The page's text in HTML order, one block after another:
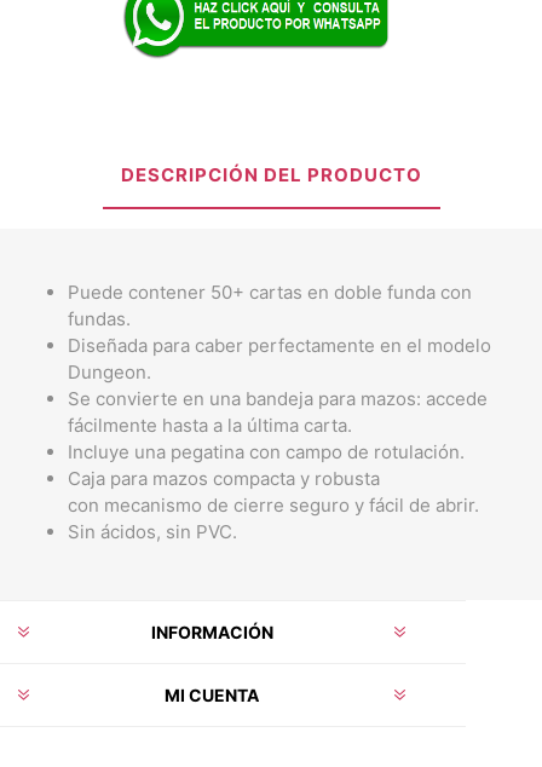
DESCRIPCIÓN DEL PRODUCTO
Puede contener 50+ cartas en doble funda con
fundas.
Diseñada para caber perfectamente en el modelo
Dungeon.
Se convierte en una bandeja para mazos: accede
fácilmente hasta a la última carta.
Incluye una pegatina con campo de rotulación.
Caja para mazos compacta y robusta
con mecanismo de cierre seguro y fácil de abrir.
Sin ácidos, sin PVC.
INFORMACIÓN
MI CUENTA